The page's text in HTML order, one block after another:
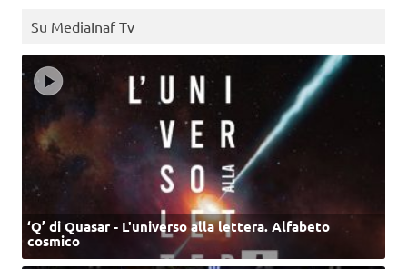
Su MediaInaf Tv
‘Q’ di Quasar - L'universo alla lettera. Alfabeto
cosmico